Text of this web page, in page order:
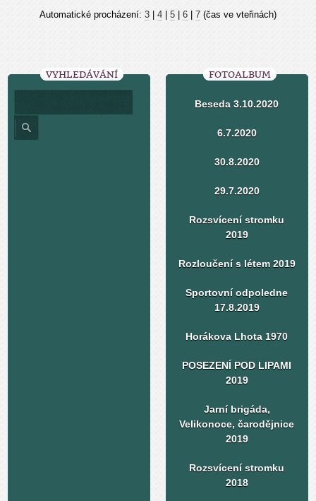
Automatické procházení: 3 4 5 6 7 (čas ve vteřinách)
VYHLEDÁVÁNÍ FOTOALBUM
Beseda 3.10.2020
6.7.2020
30.8.2020
29.7.2020
Rozsvícení stromku
2019
Rozloučení s létem 2019
Sportovní odpoledne
17.8.2019
Horákova Lhota 1970
POSEZENÍ POD LIPAMI
2019
Jarní brigáda,
Velikonoce, čarodějnice
2019
Rozsvícení stromku
2018